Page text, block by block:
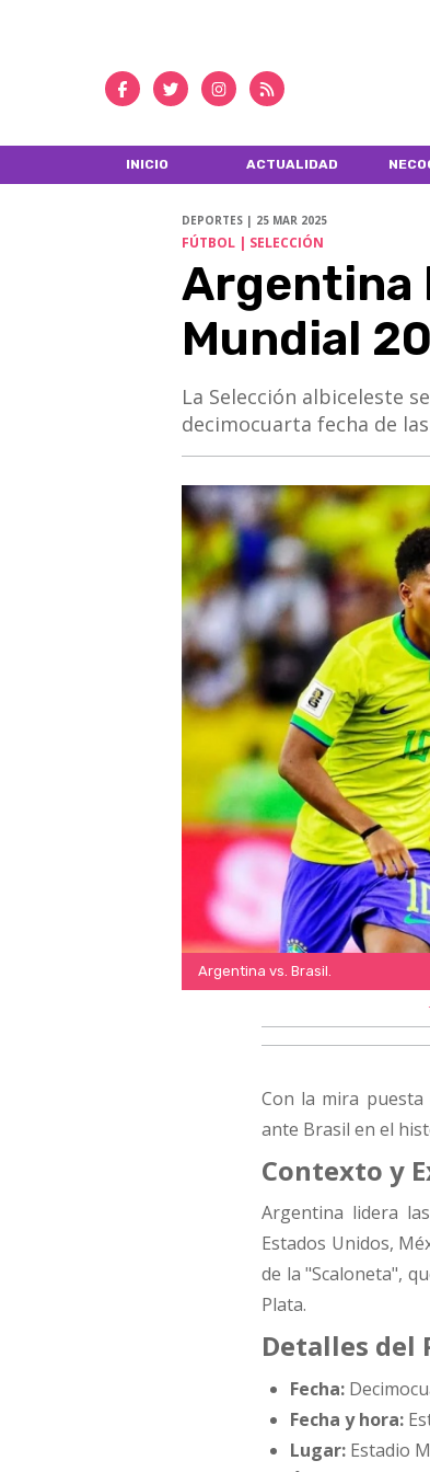
INICIO ACTUALIDAD
DEPORTES | 25 MAR 2025
FÚTBOL | SELECCIÓN
Argentina
Mundial
La Selección albiceleste
decimocuarta fecha de
Argentina vs. Brasil.
Con la mira puesta
ante Brasil en el
Contexto y
Argentina lidera
Estados Unidos,
de la "Scaloneta",
Plata.
Detalles del
Fecha:
Fecha y hora:
Lugar:Estadio